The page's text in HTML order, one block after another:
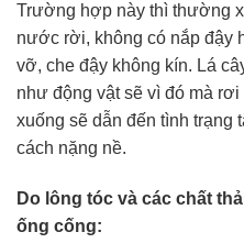
Trường hợp này thì thường
nước rời, không có nắp đậy
vỡ, che đậy không kín. Lá
như động vật sẽ vì đó mà
xuống sẽ dẫn đến tình trạng
cách nặng nề.
Do lông tóc và các chất
ống cống: